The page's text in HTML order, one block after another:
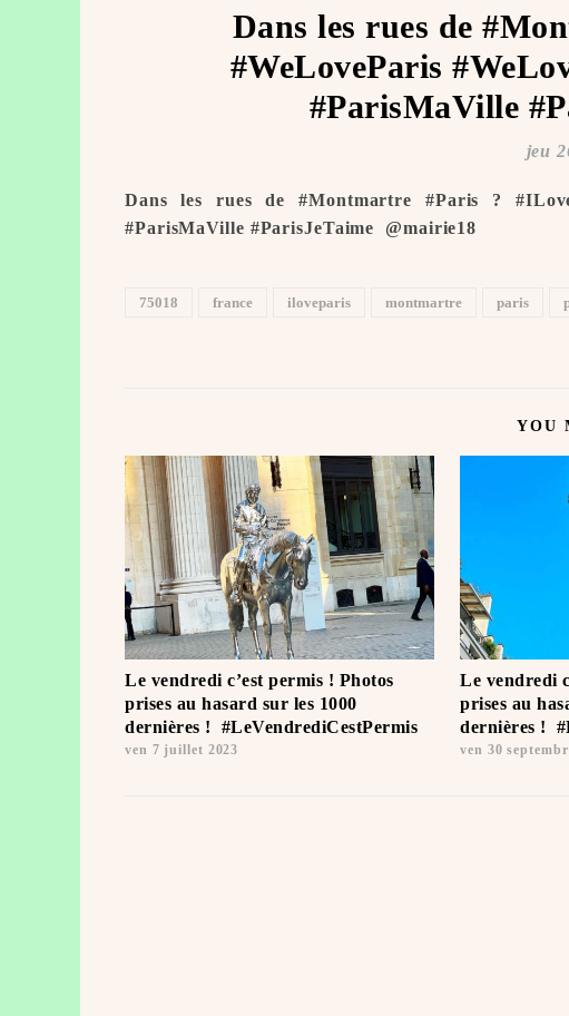
Dans les rues de
#WeLoveParis
#ParisMaVille
jeu
Dans les rues de #Montmartre #Paris ?
#ParisMaVille #ParisJeTaime ️ @mairie18
75018 france iloveparis montmartre paris
YOU
Le vendredi c’est permis ! Photos
prises au hasard sur les 1000
dernières ! ️ #LeVendrediCestPermis
ven 7 juillet 2023
Le vendredi
prises au
dernières !
ven 30